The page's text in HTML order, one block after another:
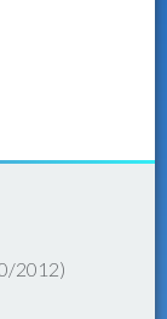
2012)